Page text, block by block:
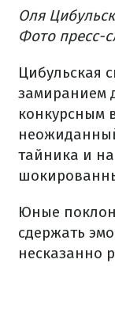
Оля
Фото пресс-
Цибульская
замиранием
конкурсным
тайника и
Юные
сдержать
несказанно